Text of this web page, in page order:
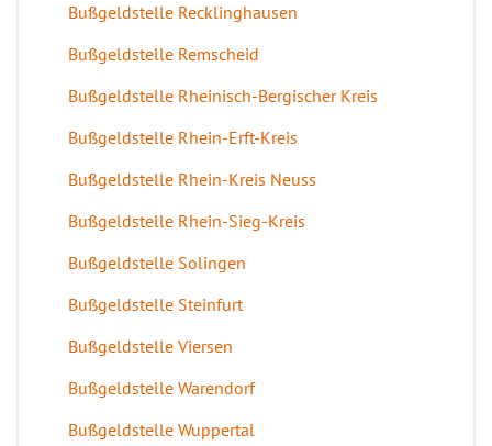
Bußgeldstelle Recklinghausen
Bußgeldstelle Remscheid
Bußgeldstelle Rheinisch-Bergischer Kreis
Bußgeldstelle Rhein-Erft-Kreis
Bußgeldstelle Rhein-Kreis Neuss
Bußgeldstelle Rhein-Sieg-Kreis
Bußgeldstelle Solingen
Bußgeldstelle Steinfurt
Bußgeldstelle Viersen
Bußgeldstelle Warendorf
Bußgeldstelle Wuppertal